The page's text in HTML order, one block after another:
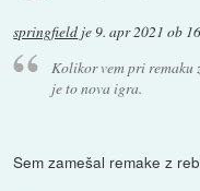
springfield je9. apr 2021 ob
Kolikor vem pri remaku
je to nova igra.
Sem zamešal remake z